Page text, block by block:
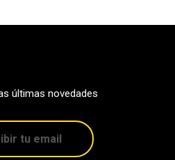
últimas novedades